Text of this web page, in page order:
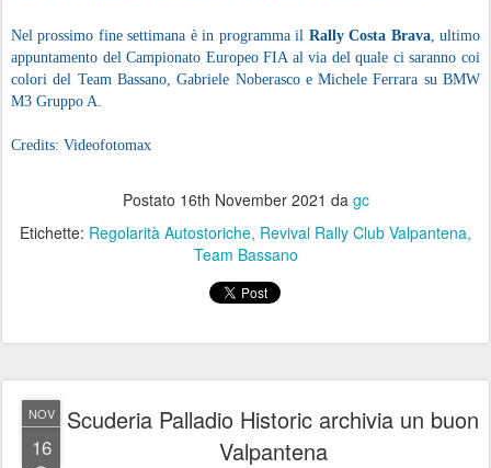
Nel prossimo fine settimana è in programma il Rally Costa Brava, ultimo
appuntamento del Campionato Europeo FIA al via del quale ci saranno coi
colori del Team Bassano, Gabriele Noberasco e Michele Ferrara su BMW
M3 Gruppo A.
Credits: Videofotomax
Postato 16th November 2021 da gc
Etichette: Regolarità Autostoriche Revival Rally Club Valpantena
Team Bassano
NOV
16
Scuderia Palladio Historic archivia un buon
Valpantena